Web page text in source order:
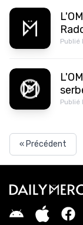
Publié
« Précédent